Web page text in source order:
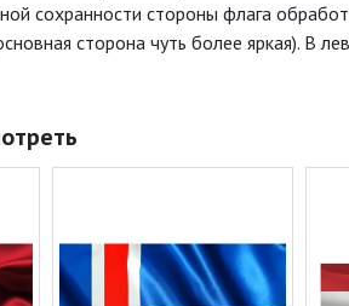
сохранности стороны флага
сторона чуть более яркая). В